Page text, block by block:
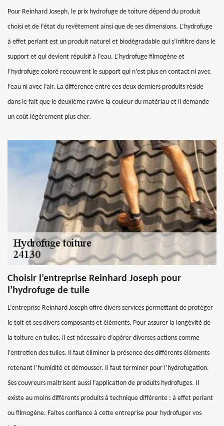
Pour Reinhard Joseph, le prix hydrofuge de toiture dépend du produit
choisi et de l’état du revêtement ainsi que de ses dimensions. L’hydrofuge
à effet perlant est un produit naturel et biodégradable qui s’infiltre dans le
support et qui devient répulsif à l’eau. L’hydrofuge filmogène et
l’hydrofuge coloré recouvrent le support qui n’est plus en contact ni avec
l’eau ni avec l’air. La différence entre ces deux derniers produits réside
dans le fait que le deuxième ravive la couleur du matériau et il demande
un coût légèrement plus cher.
Choisir l’entreprise Reinhard Joseph pour
l’hydrofuge de tuile
L’entreprise Reinhard Joseph offre divers services permettant de protéger
le toit et ses divers composants et éléments. Pour assurer la longévité de
la toiture en tuiles, il est nécessaire d’opérer diverses actions comme
l’entretien des tuiles. Il faut éliminer la présence des différents éléments
retenant l’humidité et démousser. Il faut terminer pour l’hydrofugation.
Ses couvreurs maitrisent aussi l’application de produits hydrofuges. Il
existe au moins différents produits à technique différente : à effet perlant
ou filmogène. Faites confiance à cette entreprise pour hydrofuger vos